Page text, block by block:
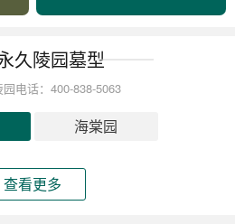
久陵园墓型
电话：400-838-5063
海棠园
查看更多